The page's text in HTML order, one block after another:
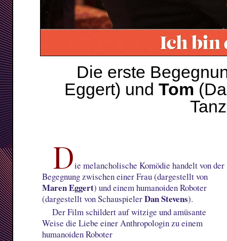
Die erste
Eggert) undTom
Die melancholische Komödie handelt von der
Begegnung zwischen einer Frau (dargestellt von
Maren Eggert) und einem humanoiden Roboter
(dargestellt von SchauspielerDan Stevens).
Der Film schildert auf witzige und amüsante
Weise die Liebe einer Anthropologin zu einem
humanoiden Roboter